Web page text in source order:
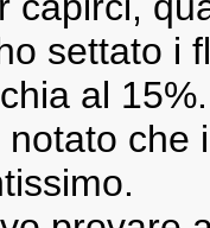
settato i
al 15%.
notato che